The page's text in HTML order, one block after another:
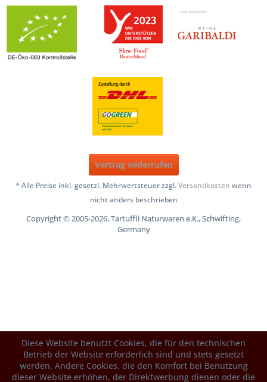
Vertrag widerrufen
* Alle Preise inkl. gesetzl. Mehrwertsteuer zzgl.Versandkosten wenn
nicht anders beschrieben
Copyright © 2005-2026, Tartuffli Naturwaren e.K., Schwifting,
Germany
Diese Website benutzt Cookies, die für den technischen
Betrieb der Website erforderlich sind und stets gesetzt
werden. Andere Cookies, die den Komfort bei Benutzung
dieser Website erhöhen, der Direktwerbung dienen oder die